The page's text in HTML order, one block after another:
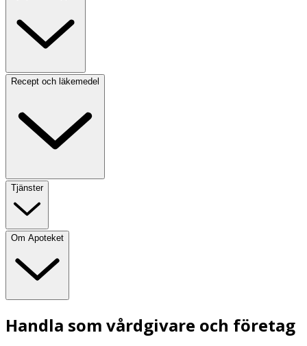
Recept och läkemedel
Tjänster
Om Apoteket
Handla som vårdgivare och företag